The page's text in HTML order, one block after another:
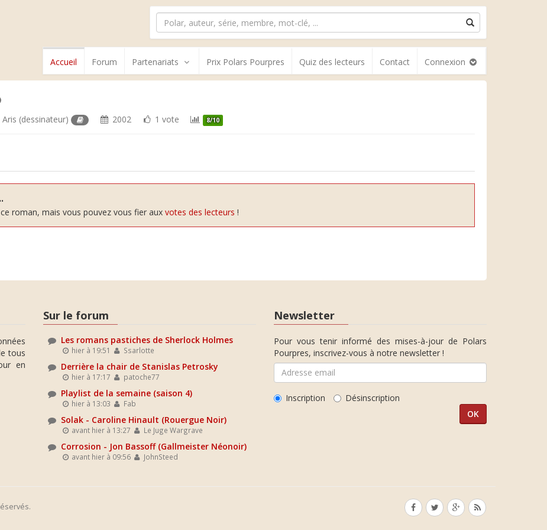
Accueil Forum Partenariats Prix Polars Pourpres Quiz des lecteurs Contact Connexion
Aris (dessinateur) 2002 1 vote 8/10
roman, mais vous pouvez vous fier aux votes des lecteurs !
tous
en
Sur le forum
Les romans pastiches de Sherlock Holmes
hier à 19:51 Ssarlotte
Derrière la chair de Stanislas Petrosky
hier à 17:17 patoche77
Playlist de la semaine (saison 4)
hier à 13:03 Fab
Solak - Caroline Hinault (Rouergue Noir)
avant hier à 13:27 Le Juge Wargrave
Corrosion - Jon Bassoff (Gallmeister Néonoir)
avant hier à 09:56 JohnSteed
Newsletter
Pour vous tenir informé des mises-à-jour de Polars
Pourpres, inscrivez-vous à notre newsletter !
Inscription Désinscription